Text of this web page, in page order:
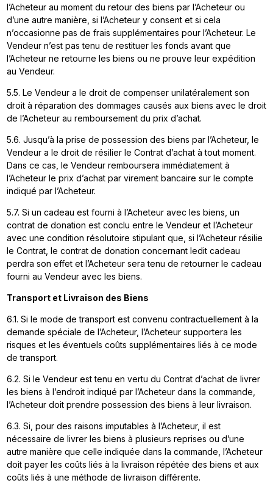
l’Acheteur au moment du retour des biens par l’Acheteur ou
d’une autre manière, si l’Acheteur y consent et si cela
n’occasionne pas de frais supplémentaires pour l’Acheteur. Le
Vendeur n’est pas tenu de restituer les fonds avant que
l’Acheteur ne retourne les biens ou ne prouve leur expédition
au Vendeur.
5.5. Le Vendeur a le droit de compenser unilatéralement son
droit à réparation des dommages causés aux biens avec le droit
de l’Acheteur au remboursement du prix d’achat.
5.6. Jusqu’à la prise de possession des biens par l’Acheteur, le
Vendeur a le droit de résilier le Contrat d’achat à tout moment.
Dans ce cas, le Vendeur remboursera immédiatement à
l’Acheteur le prix d’achat par virement bancaire sur le compte
indiqué par l’Acheteur.
5.7. Si un cadeau est fourni à l’Acheteur avec les biens, un
contrat de donation est conclu entre le Vendeur et l’Acheteur
avec une condition résolutoire stipulant que, si l’Acheteur résilie
le Contrat, le contrat de donation concernant ledit cadeau
perdra son effet et l’Acheteur sera tenu de retourner le cadeau
fourni au Vendeur avec les biens.
Transport et Livraison des Biens
6.1. Si le mode de transport est convenu contractuellement à la
demande spéciale de l’Acheteur, l’Acheteur supportera les
risques et les éventuels coûts supplémentaires liés à ce mode
de transport.
6.2. Si le Vendeur est tenu en vertu du Contrat d’achat de livrer
les biens à l’endroit indiqué par l’Acheteur dans la commande,
l’Acheteur doit prendre possession des biens à leur livraison.
6.3. Si, pour des raisons imputables à l’Acheteur, il est
nécessaire de livrer les biens à plusieurs reprises ou d’une
autre manière que celle indiquée dans la commande, l’Acheteur
doit payer les coûts liés à la livraison répétée des biens et aux
coûts liés à une méthode de livraison différente.